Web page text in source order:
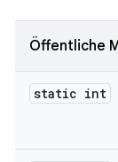
Öffentliche
static int